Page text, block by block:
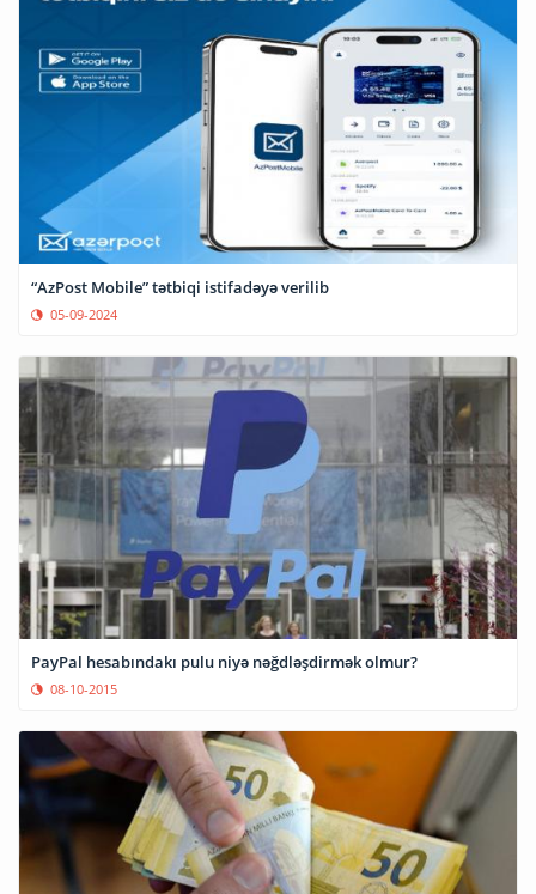
“AzPost Mobile” tətbiqi istifadəyə verilib
05-09-2024
PayPal hesabındakı pulu niyə nəğdləşdirmək olmur?
08-10-2015